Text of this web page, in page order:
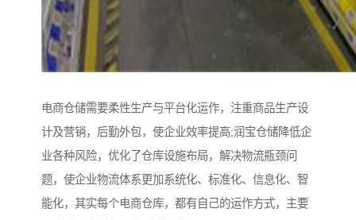
电商仓储需要柔性生产与平台化运作，注重商品生产设
计及营销，后勤外包，使企业效率提高;润宝仓储降低企
业各种风险，优化了仓库设施布局，解决物流瓶颈问
题，使企业物流体系更加系统化、标准化、信息化、智
能化，其实每个电商仓库，都有自己的运作方式，主要